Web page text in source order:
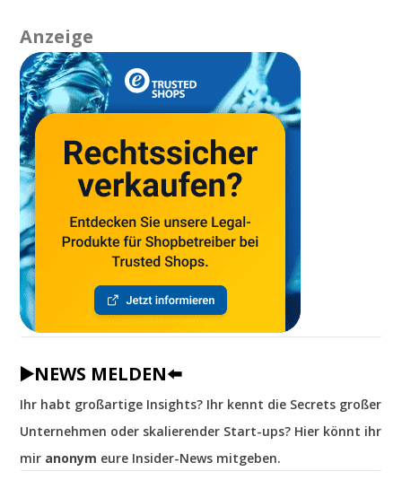
Anzeige
▶️NEWS MELDEN⬅️
Ihr habt großartige Insights? Ihr kennt die Secrets großer
Unternehmen oder skalierender Start-ups? Hier könnt ihr
mir anonym eure Insider-News mitgeben.